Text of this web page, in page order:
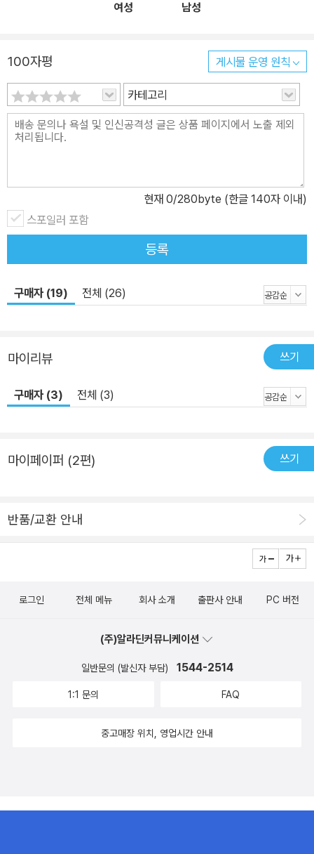
여성
남성
100자평 게시물 운영 원칙
카테고리
현재 0/280byte (한글 140자 이내)
스포일러 포함
등록
구매자 (19) 전체 (26)
마이리뷰 쓰기
구매자 (3) 전체 (3)
마이페이퍼 (2편) 쓰기
반품/교환 안내
로그인 전체 메뉴 회사 소개 출판사 안내 PC 버전
(주)알라딘커뮤니케이션
일반문의 (발신자 부담) 1544-2514
1:1 문의 FAQ
중고매장 위치, 영업시간 안내